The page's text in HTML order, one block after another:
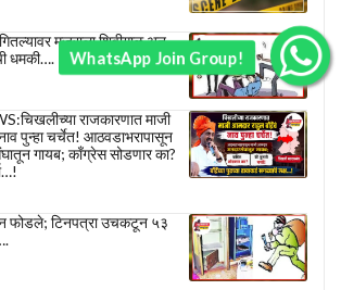
मजुराला शिवीगाळ अन्
धमकी….
राजकारणात माजी
पुन्हा चर्चेत! आठवडाभरापासून
गायब; काँग्रेस सोडणार का?
फोडले; टिनपत्रा उचकटून ५३
WhatsApp Join Group!